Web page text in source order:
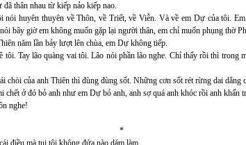
thân nhau từ kiếp nảo kiếp nao.
nói huyên thuyên về Thôn, về Triết, về Viễn. Và về em Dự của tôi.
bây giờ em không muốn gặp lại người thân, em chỉ muốn phụng thờ
năm lần bảy lượt lên chùa, em Dự không tiếp.
Tay lão quàng vai tôi. Lão nói phần lão nghe. Chỉ thấy rồi thì trong
chòi của anh Thiên thì đùng đùng sốt. Những cơn sốt rét rừng dai dẳng
chết ở đó bỏ anh như em Dự bỏ anh, anh sợ quá anh khóc rồi anh khấn
nghe!
*
điều mà tụi tôi không đứa nào dám làm.